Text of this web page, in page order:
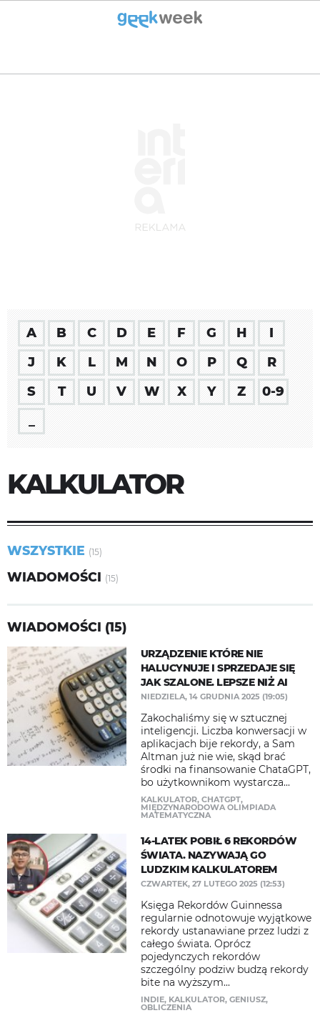
A B C D E F G H
I
J
K L M N O P Q
R
S
T U V W X Y Z
0-9
KALKULATOR
WSZYSTKIE (15)
WIADOMOŚCI (15)
WIADOMOŚCI (15)
URZĄDZENIE KTÓRE NIE
HALUCYNUJE I SPRZEDAJE SIĘ
JAK SZALONE. LEPSZE NIŻ AI
NIEDZIELA, 14 GRUDNIA 2025 (19:05)
Zakochaliśmy się w sztucznej
inteligencji. Liczba konwersacji w
aplikacjach bije rekordy, a Sam
Altman już nie wie, skąd brać
środki na finansowanie ChataGPT,
bo użytkownikom wystarcza...
KALKULATOR, CHATGPT,
MIĘDZYNARODOWA OLIMPIADA
MATEMATYCZNA
14-LATEK POBIŁ 6 REKORDÓW
ŚWIATA. NAZYWAJĄ GO
LUDZKIM KALKULATOREM
CZWARTEK, 27 LUTEGO 2025 (12:53)
Księga Rekordów Guinnessa
regularnie odnotowuje wyjątkowe
rekordy ustanawiane przez ludzi z
całego świata. Oprócz
pojedynczych rekordów
szczególny podziw budzą rekordy
bite na wyższym...
INDIE, KALKULATOR, GENIUSZ,
OBLICZENIA